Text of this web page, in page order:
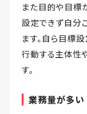
また目的や目標
設定できず自分
ます。自ら目標
行動する主体性
す。
業務量が多い